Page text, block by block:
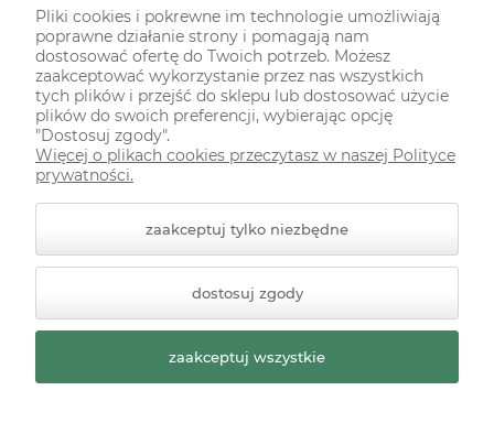
ODWIEDŹ NAS NA
Styl graficzny ShopGadget.pl
Sklep internetowy Shoper
Premium
Pliki cookies i pokrewne im technologie umożliwiają
poprawne działanie strony i pomagają nam
dostosować ofertę do Twoich potrzeb. Możesz
zaakceptować wykorzystanie przez nas wszystkich
tych plików i przejść do sklepu lub dostosować użycie
plików do swoich preferencji, wybierając opcję
"Dostosuj zgody".
Więcej o plikach cookies przeczytasz w naszej Polityce
prywatności.
zaakceptuj tylko niezbędne
dostosuj zgody
zaakceptuj wszystkie